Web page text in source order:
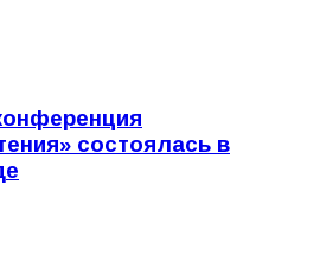
состоялась в